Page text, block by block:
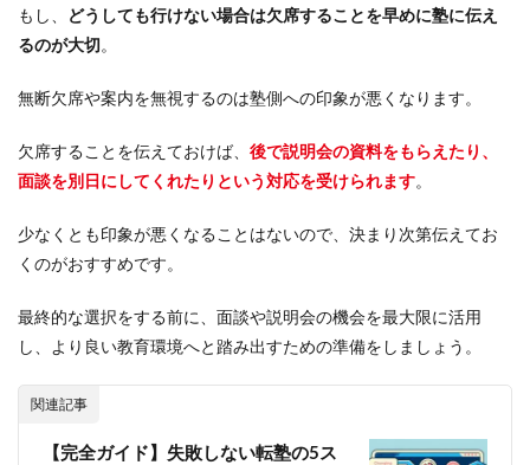
もし、
どうしても行けない場合は欠席することを早めに塾に伝え
るのが大切。
無断欠席や案内を無視するのは塾側への印象が悪くなります。
欠席することを伝えておけば、 後で説明会の資料をもらえたり、
面談を別日にしてくれたりという対応を受けられます。
少なくとも印象が悪くなることはないので、決まり次第伝えてお
くのがおすすめです。
最終的な選択をする前に、面談や説明会の機会を最大限に活用
し、より良い教育環境へと踏み出すための準備をしましょう。
関連記事
【完全ガイド】失敗しない転塾の5ス